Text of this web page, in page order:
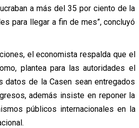
a más del 35 por ciento de la
para llegar a fin de mes”, concluyó
el economista respalda que el
plantea para las autoridades el
datos de la Casen sean entregados
además insiste en reponer la
públicos internacionales en la